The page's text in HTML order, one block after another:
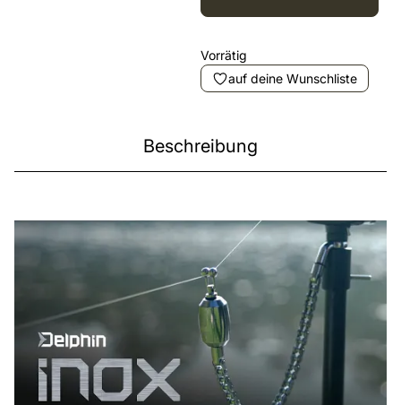
Vorrätig
auf deine Wunschliste
Beschreibung